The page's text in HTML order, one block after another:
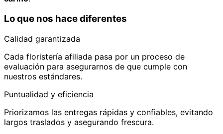
Lo que nos hace diferentes
Calidad garantizada
Cada floristería afiliada pasa por un proceso de
evaluación para asegurarnos de que cumple con
nuestros estándares.
Puntualidad y eficiencia
Priorizamos las entregas rápidas y confiables, evitando
largos traslados y asegurando frescura.